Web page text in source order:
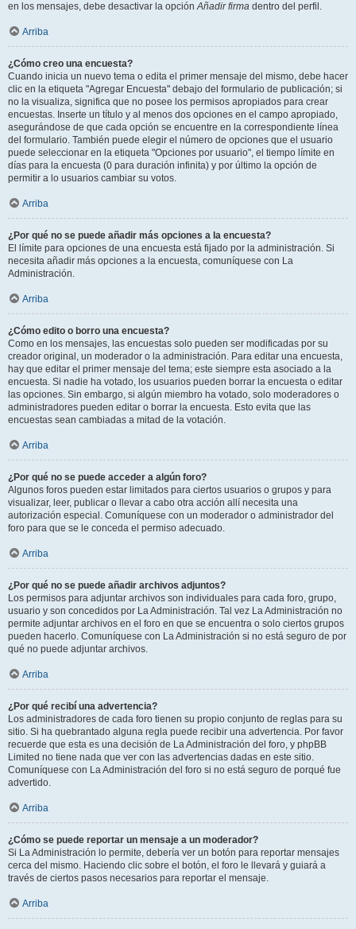
en los mensajes, debe desactivar la opciónAñadir firma dentro del perfil.
Arriba
¿Cómo creo una encuesta?
Cuando inicia un nuevo tema o edita el primer mensaje del mismo, debe hacer
clic en la etiqueta "Agregar Encuesta" debajo del formulario de publicación; si
no la visualiza, significa que no posee los permisos apropiados para crear
encuestas. Inserte un título y al menos dos opciones en el campo apropiado,
asegurándose de que cada opción se encuentre en la correspondiente línea
del formulario. También puede elegir el número de opciones que el usuario
puede seleccionar en la etiqueta "Opciones por usuario", el tiempo límite en
días para la encuesta (0 para duración infinita) y por último la opción de
permitir a lo usuarios cambiar su votos.
Arriba
¿Por qué no se puede añadir más opciones a la encuesta?
El límite para opciones de una encuesta está fijado por la administración. Si
necesita añadir más opciones a la encuesta, comuníquese con La
Administración.
Arriba
¿Cómo edito o borro una encuesta?
Como en los mensajes, las encuestas solo pueden ser modificadas por su
creador original, un moderador o la administración. Para editar una encuesta,
hay que editar el primer mensaje del tema; este siempre esta asociado a la
encuesta. Si nadie ha votado, los usuarios pueden borrar la encuesta o editar
las opciones. Sin embargo, si algún miembro ha votado, solo moderadores o
administradores pueden editar o borrar la encuesta. Esto evita que las
encuestas sean cambiadas a mitad de la votación.
Arriba
¿Por qué no se puede acceder a algún foro?
Algunos foros pueden estar limitados para ciertos usuarios o grupos y para
visualizar, leer, publicar o llevar a cabo otra acción allí necesita una
autorización especial. Comuníquese con un moderador o administrador del
foro para que se le conceda el permiso adecuado.
Arriba
¿Por qué no se puede añadir archivos adjuntos?
Los permisos para adjuntar archivos son individuales para cada foro, grupo,
usuario y son concedidos por La Administración. Tal vez La Administración no
permite adjuntar archivos en el foro en que se encuentra o solo ciertos grupos
pueden hacerlo. Comuníquese con La Administración si no está seguro de por
qué no puede adjuntar archivos.
Arriba
¿Por qué recibí una advertencia?
Los administradores de cada foro tienen su propio conjunto de reglas para su
sitio. Si ha quebrantado alguna regla puede recibir una advertencia. Por favor
recuerde que esta es una decisión de La Administración del foro, y phpBB
Limited no tiene nada que ver con las advertencias dadas en este sitio.
Comuníquese con La Administración del foro si no está seguro de porqué fue
advertido.
Arriba
¿Cómo se puede reportar un mensaje a un moderador?
Si La Administración lo permite, debería ver un botón para reportar mensajes
cerca del mismo. Haciendo clic sobre el botón, el foro le llevará y guiará a
través de ciertos pasos necesarios para reportar el mensaje.
Arriba